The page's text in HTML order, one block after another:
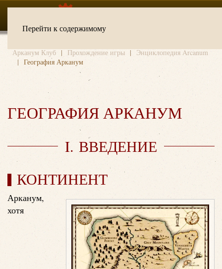
Перейти к содержимому
Арканум Клуб Прохождение игры
Энциклопедия Arcanum
География Арканум
ГЕОГРАФИЯ АРКАНУМ
I. ВВЕДЕНИЕ
КОНТИНЕНТ
Арканум,
хотя